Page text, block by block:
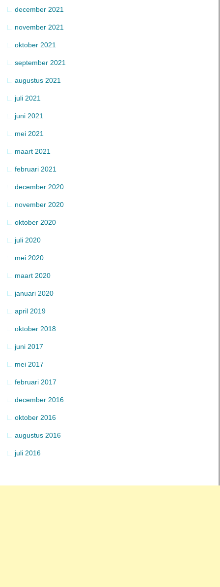
december 2021
november 2021
oktober 2021
september 2021
augustus 2021
juli 2021
juni 2021
mei 2021
maart 2021
februari 2021
december 2020
november 2020
oktober 2020
juli 2020
mei 2020
maart 2020
januari 2020
april 2019
oktober 2018
juni 2017
mei 2017
februari 2017
december 2016
oktober 2016
augustus 2016
juli 2016